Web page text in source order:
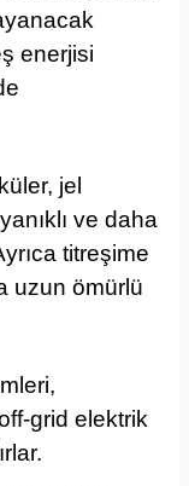
enerjisi
jel
ve daha
titreşime
uzun ömürlü
grid elektrik